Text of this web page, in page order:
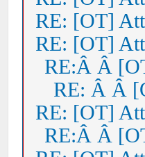
RE: [OT]
RE: [OT]
RE:Â Â
RE: Â Â
RE: [OT]
RE:Â Â